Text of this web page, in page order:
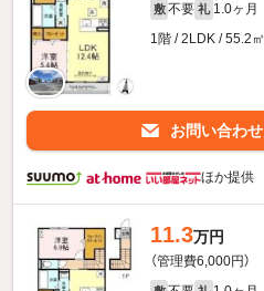
敷 不要 礼 1.0ヶ月
1階 / 2LDK / 55.2㎡
お問い合わせ
ほか提供
11.3万円
（管理費6,000円）